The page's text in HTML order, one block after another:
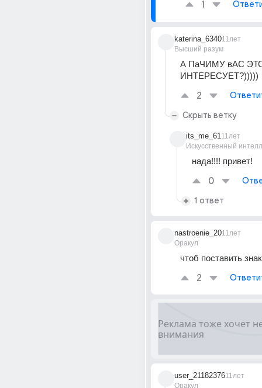
1
katerina_6340
Высший разум
11лет
А ПаЧИМУ вАС
ИНТЕРЕСУЕТ?)))))
2
Скрыть ветку
its_me_61
Искусственный
11лет
нада!!!! привет!
0
1 ответ
nastroenie_20
Оракул
11лет
чтоб поставить
2
user_21182376
Оракул
11лет